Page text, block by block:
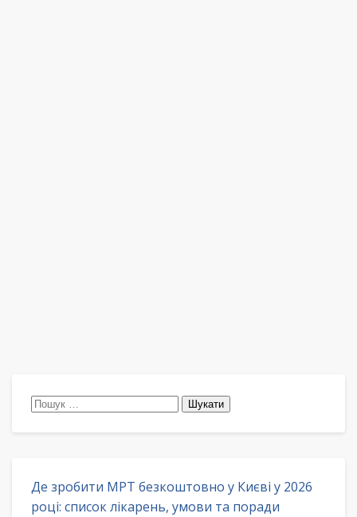
Пошук:
Де зробити МРТ безкоштовно у Києві у 2026
році: список лікарень, умови та поради